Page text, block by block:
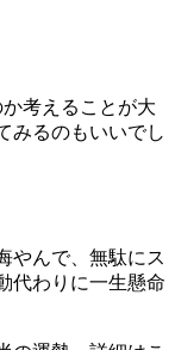
考えることが大
みるのもいいでし
やんで、無駄にス
代わりに一生懸命